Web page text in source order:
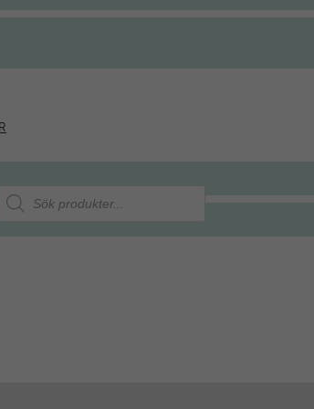
Produktsökning